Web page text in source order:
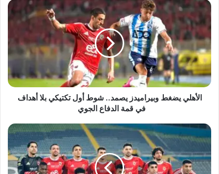
الأهلي
يضغط
وبيراميدز
يصمد..
شوط
أول
تكتيكي
بلا
أهداف
الجوي
الأهلي يضغط وبيراميدز يصمد.. شوط أول تكتيكي بلا أهداف
في قمة الدفاع الجوي
الأهلي
بلا
في
الدفاع